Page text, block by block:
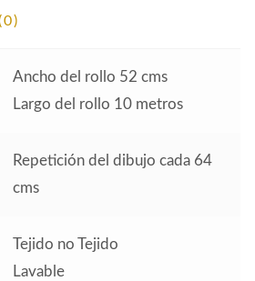
Ancho del rollo 52 cms
Largo del rollo 10 metros
Repetición del dibujo cada 64
cms
Tejido no Tejido
Lavable